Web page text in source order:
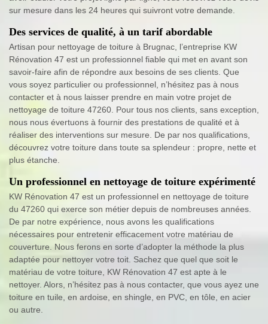
sur mesure dans les 24 heures qui suivront votre demande.
Des services de qualité, à un tarif abordable
Artisan pour nettoyage de toiture à Brugnac, l’entreprise KW
Rénovation 47 est un professionnel fiable qui met en avant son
savoir-faire afin de répondre aux besoins de ses clients. Que
vous soyez particulier ou professionnel, n’hésitez pas à nous
contacter et à nous laisser prendre en main votre projet de
nettoyage de toiture 47260. Pour tous nos clients, sans exception,
nous nous évertuons à fournir des prestations de qualité et à
réaliser des interventions sur mesure. De par nos qualifications,
découvrez votre toiture dans toute sa splendeur : propre, nette et
plus étanche.
Un professionnel en nettoyage de toiture expérimenté
KW Rénovation 47 est un professionnel en nettoyage de toiture
du 47260 qui exerce son métier depuis de nombreuses années.
De par notre expérience, nous avons les qualifications
nécessaires pour entretenir efficacement votre matériau de
couverture. Nous ferons en sorte d’adopter la méthode la plus
adaptée pour nettoyer votre toit. Sachez que quel que soit le
matériau de votre toiture, KW Rénovation 47 est apte à le
nettoyer. Alors, n’hésitez pas à nous contacter, que vous ayez une
toiture en tuile, en ardoise, en shingle, en PVC, en tôle, en acier
ou autre.